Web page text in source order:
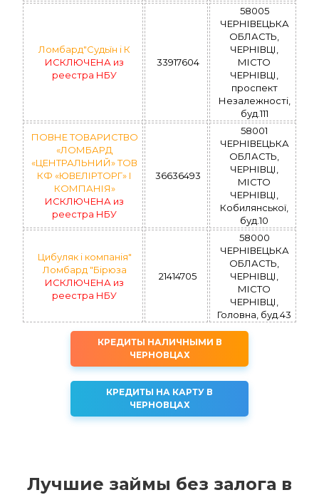
Ломбард"Судьїн і К
ИСКЛЮЧЕНА из
реестра НБУ
33917604
58005
ЧЕРНІВЕЦЬКА
ОБЛАСТЬ,
ЧЕРНІВЦІ,
МІСТО
ЧЕРНІВЦІ,
проспект
Незалежності,
буд.111
ПОВНЕ ТОВАРИСТВО
«ЛОМБАРД
«ЦЕНТРАЛЬНИЙ» ТОВ
КФ «ЮВЕЛІРТОРГ» І
КОМПАНІЯ»
ИСКЛЮЧЕНА из
реестра НБУ
36636493
58001
ЧЕРНІВЕЦЬКА
ОБЛАСТЬ,
ЧЕРНІВЦІ,
МІСТО
ЧЕРНІВЦІ,
Кобилянської,
буд.10
Цибуляк і компанія"
Ломбард "Бірюза
ИСКЛЮЧЕНА из
реестра НБУ
21414705
58000
ЧЕРНІВЕЦЬКА
ОБЛАСТЬ,
ЧЕРНІВЦІ,
МІСТО
ЧЕРНІВЦІ,
Головна, буд.43
КРЕДИТЫ НАЛИЧНЫМИ В
ЧЕРНОВЦАХ
КРЕДИТЫ НА КАРТУ В
ЧЕРНОВЦАХ
Лучшие займы без залога в